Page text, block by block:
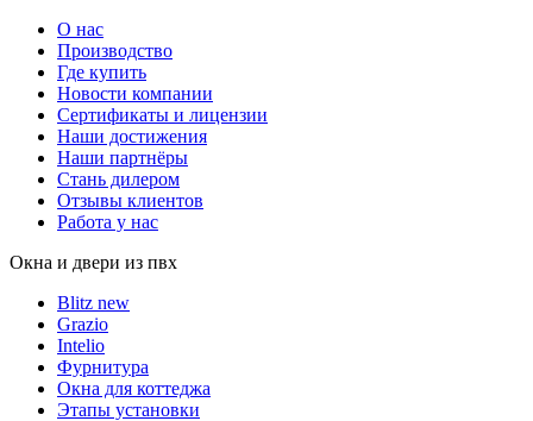
О нас
Производство
Где купить
Новости компании
Сертификаты и лицензии
Наши достижения
Наши партнёры
Стань дилером
Отзывы клиентов
Работа у нас
Окна и двери из пвх
Blitz new
Grazio
Intelio
Фурнитура
Окна для коттеджа
Этапы установки